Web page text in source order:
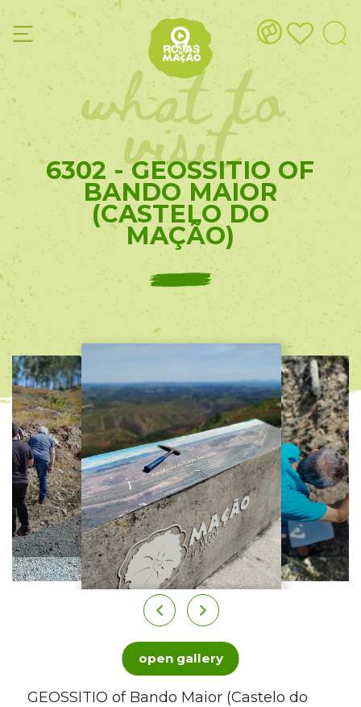
what to
visit
6302 - GEOSSITIO OF
BANDO MAIOR
(CASTELO DO
MAÇÃO)
open gallery
GEOSSITIO of Bando Maior (Castelo do